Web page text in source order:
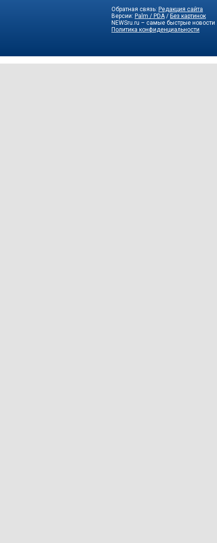
Обратная связь: Редакция сайта
Версии: Palm / PDA/ Без картинок
NEWSru.ru – самые быстрые новости
Политика конфиденциальности